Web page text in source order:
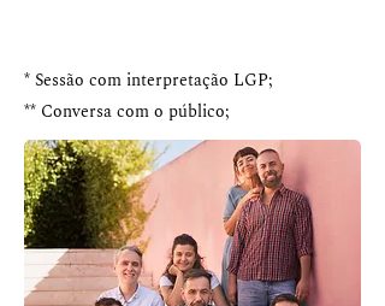
* Sessão com interpretação LGP;
** Conversa com o público;